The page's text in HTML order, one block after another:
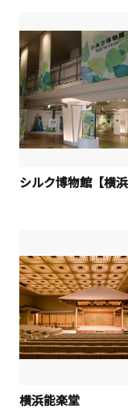
シルク博物館【横浜
横浜能楽堂